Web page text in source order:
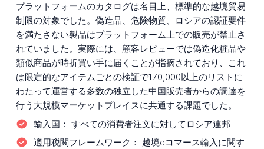
プラットフォームのカタログは名目上、標準的な越境貿易
制限の対象でした。偽造品、危険物質、ロシアの認証要件
を満たさない製品はプラットフォーム上での販売が禁止さ
れていました。実際には、顧客レビューでは偽造化粧品や
類似商品が時折買い手に届くことが指摘されており、これ
は限定的なアイテムごとの検証で170,000以上のリストに
わたって運営する多数の独立した中国販売者からの調達を
行う大規模マーケットプレイスに共通する課題でした。
輸入国： すべての消費者注文に対してロシア連邦
適用税関フレームワーク： 越境eコマース輸入に関す